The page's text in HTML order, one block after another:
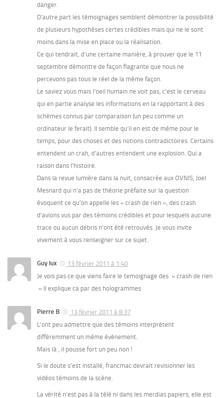
danger.
D’autre part les témoignages semblent démontrer la possibilité
de plusieurs hypothèses certes crédibles mais qui ne le sont
moins dans la mise en place ou la réalisation.
Ce qui tendrait, d’une certaine manière, à prouver que le 11
septembre démontre de façon flagrante que nous ne
percevons pas tous le réel de la même façon.
Le saviez vous mais l’oeil humain ne voit pas, c’est le cerveau
qui en partie analyse les informations en la rapportant à des
schèmes connus par comparaison (un peu comme un
ordinateur le ferait). Il semble qu’il en est de même pour le
temps, pour des choses et des notions contradictoires. Certains
entendent un crah, d’autres entendent une explosion. Qui a
raison dans l’histoire.
Dans la revue lumière dans la nuit, consacrée aux OVNIS, Joel
Mesnard qui n’a pas de théorie préfaite sur la question
évoquent ce qu’on appelle les « crash de rien », des crash
d’avions vus par des témoins crédibles et pour lesquels aucune
trace ou aucun débris n’ont été retrouvés. Je vous invite
vivement à vous renseigner sur ce sujet.
Guy lux
13 février 2011 à 1:40
Je vois pas ce que viens faire le temoignage des » crash de rien
» Il explique ca par des hologrammes
Pierre B
13 février 2011 à 8:37
L’ont peu admettre que des témoins interprètent
différemment un même évènement.
Mais là , il pousse fort un peu non !
Si le doute s’est installé, francmac devrait revisionner les
vidéos témoins de la scène.
La vérité n’est pas à la télé ni dans les merdias papiers, elle est